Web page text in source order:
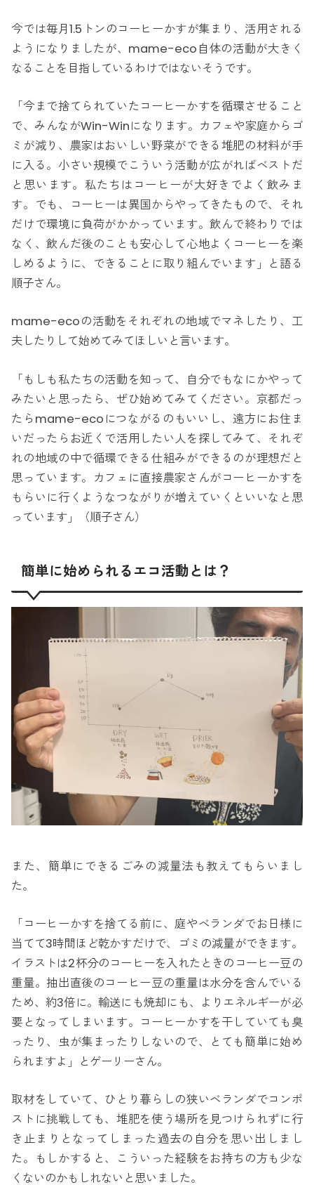
今では毎月1.5トンのコーヒーかすが集まり、活用される
ようになりましたが、mame-eco自体の活動が大きく
なることを目指しているわけではないそうです。
「今まで捨てられていたコーヒーかすを循環させること
で、みんながWin-Winになります。カフェや家庭からゴ
ミが減り、農家はおいしい野菜ができる堆肥の材料が手
に入る。小さい規模でこういう活動が広がればベストだ
と思います。私たちはコーヒーが大好きでよく飲みま
す。でも、コーヒーは異国からやってきたもので、それ
だけで環境に負荷がかかっています。飲んで終わりでは
なく、飲んだ後のことも安心して心地よくコーヒーを楽
しめるように、できることに取り組んでいます」と語る
順子さん。
mame-ecoの活動をそれぞれの地域でマネしたり、工
夫したりして始めてみてほしいと言います。
「もしも私たちの活動を知って、自分でもなにかやって
みたいと思ったら、ぜひ始めてみてください。京都だっ
たらmame-ecoにつながるのもいいし、遠方にお住ま
いだったらお近くで活用したい人を探してみて、それぞ
れの地域の中で循環できる仕組みができるのが理想だと
思っています。カフェに直接農家さんがコーヒーかすを
もらいに行くようなつながりが増えていくといいなと思
っています」（順子さん）
簡単に始められるエコ活動とは？
また、簡単にできるごみの減量法も教えてもらいまし
た。
「コーヒーかすを捨てる前に、庭やベランダでお日様に
当てて3時間ほど乾かすだけで、ゴミの減量ができます。
イラストは2杯分のコーヒーを入れたときのコーヒー豆の
重量。抽出直後のコーヒー豆の重量は水分を含んでいる
ため、約3倍に。輸送にも焼却にも、よりエネルギーが必
要となってしまいます。コーヒーかすを干していても臭
ったり、虫が集まったりしないので、とても簡単に始め
られますよ」とゲーリーさん。
取材をしていて、ひとり暮らしの狭いベランダでコンポ
ストに挑戦しても、堆肥を使う場所を見つけられずに行
き止まりとなってしまった過去の自分を思い出しまし
た。もしかすると、こういった経験をお持ちの方も少な
くないのかもしれないと思いました。